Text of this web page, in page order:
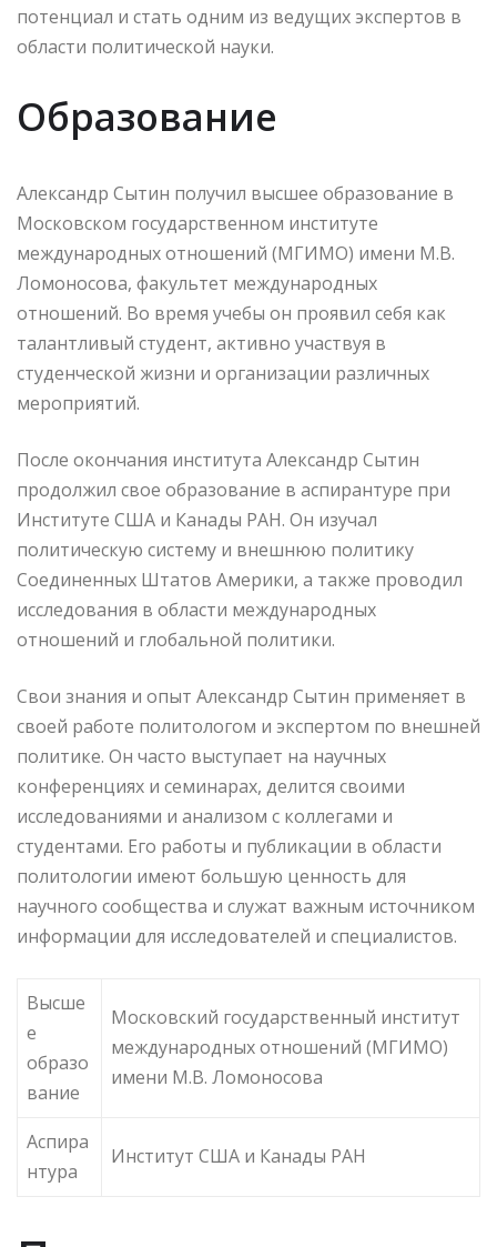
потенциал и стать одним из ведущих экспертов в
области политической науки.
Образование
Александр Сытин получил высшее образование в
Московском государственном институте
международных отношений (МГИМО) имени М.В.
Ломоносова, факультет международных
отношений. Во время учебы он проявил себя как
талантливый студент, активно участвуя в
студенческой жизни и организации различных
мероприятий.
После окончания института Александр Сытин
продолжил свое образование в аспирантуре при
Институте США и Канады РАН. Он изучал
политическую систему и внешнюю политику
Соединенных Штатов Америки, а также проводил
исследования в области международных
отношений и глобальной политики.
Свои знания и опыт Александр Сытин применяет в
своей работе политологом и экспертом по внешней
политике. Он часто выступает на научных
конференциях и семинарах, делится своими
исследованиями и анализом с коллегами и
студентами. Его работы и публикации в области
политологии имеют большую ценность для
научного сообщества и служат важным источником
информации для исследователей и специалистов.
Высше
е
образо
вание
Московский государственный институт
международных отношений (МГИМО)
имени М.В. Ломоносова
Аспира
нтура
Институт США и Канады РАН